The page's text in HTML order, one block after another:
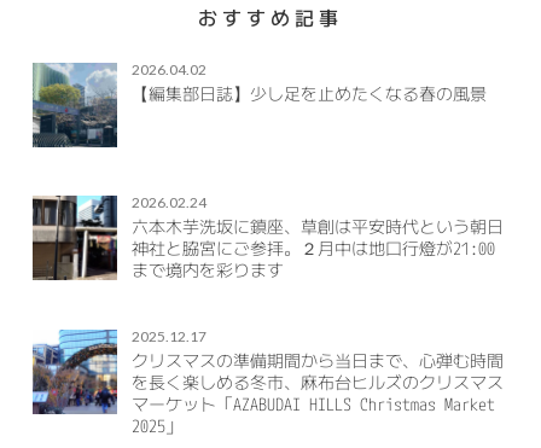
おすすめ記事
2026.04.02
【編集部日誌】少し足を止めたくなる春の風景
2026.02.24
六本木芋洗坂に鎮座、草創は平安時代という朝日
神社と脇宮にご参拝。２月中は地口行燈が21:00
まで境内を彩ります
2025.12.17
クリスマスの準備期間から当日まで、心弾む時間
を長く楽しめる冬市、麻布台ヒルズのクリスマス
マーケット「AZABUDAI HILLS Christmas Market
2025」